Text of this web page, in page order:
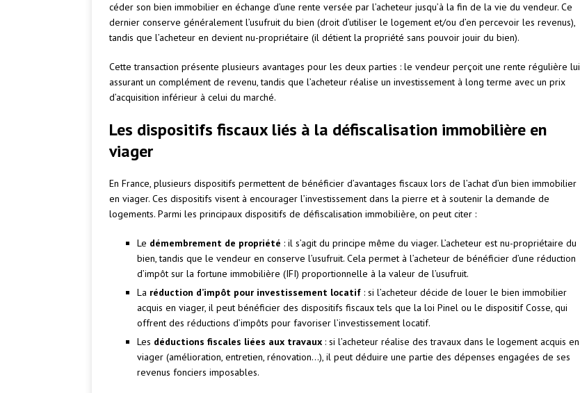
céder son bien immobilier en échange d’une rente versée par l’acheteur jusqu’à la fin de la vie du vendeur. Ce
dernier conserve généralement l’usufruit du bien (droit d’utiliser le logement et/ou d’en percevoir les revenus),
tandis que l’acheteur en devient nu-propriétaire (il détient la propriété sans pouvoir jouir du bien).
Cette transaction présente plusieurs avantages pour les deux parties : le vendeur perçoit une rente régulière lui
assurant un complément de revenu, tandis que l’acheteur réalise un investissement à long terme avec un prix
d’acquisition inférieur à celui du marché.
Les dispositifs fiscaux liés à la défiscalisation immobilière en
viager
En France, plusieurs dispositifs permettent de bénéficier d’avantages fiscaux lors de l’achat d’un bien immobilier
en viager. Ces dispositifs visent à encourager l’investissement dans la pierre et à soutenir la demande de
logements. Parmi les principaux dispositifs de défiscalisation immobilière, on peut citer :
Le démembrement de propriété : il s’agit du principe même du viager. L’acheteur est nu-propriétaire du
bien, tandis que le vendeur en conserve l’usufruit. Cela permet à l’acheteur de bénéficier d’une réduction
d’impôt sur la fortune immobilière (IFI) proportionnelle à la valeur de l’usufruit.
La réduction d’impôt pour investissement locatif : si l’acheteur décide de louer le bien immobilier
acquis en viager, il peut bénéficier des dispositifs fiscaux tels que la loi Pinel ou le dispositif Cosse, qui
offrent des réductions d’impôts pour favoriser l’investissement locatif.
Les déductions fiscales liées aux travaux : si l’acheteur réalise des travaux dans le logement acquis en
viager (amélioration, entretien, rénovation…), il peut déduire une partie des dépenses engagées de ses
revenus fonciers imposables.